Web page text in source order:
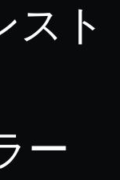
スト
ー
OBJ file